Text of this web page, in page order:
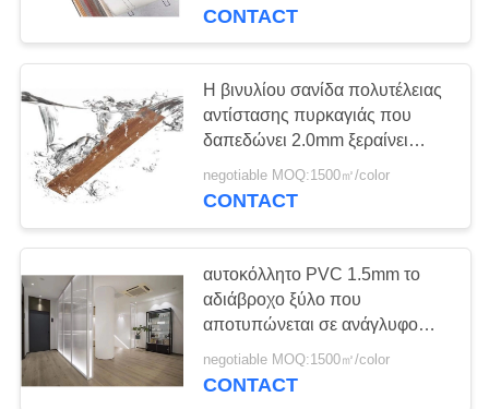
CONTACT
Η βινυλίου σανίδα πολυτέλειας
αντίστασης πυρκαγιάς που
δαπεδώνει 2.0mm ξεραίνει
πίσω
negotiable MOQ:1500㎡/color
CONTACT
αυτοκόλλητο PVC 1.5mm το
αδιάβροχο ξύλο που
αποτυπώνεται σε ανάγλυφο
που δαπεδώνει
negotiable MOQ:1500㎡/color
CONTACT